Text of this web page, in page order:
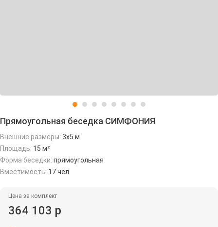
Прямоугольная беседка СИМФОНИЯ
Внешние размеры: 3х5 м
Площадь: 15 м²
Форма беседки: прямоугольная
Вместимость: 17 чел
Цена за комплект
364 103 р